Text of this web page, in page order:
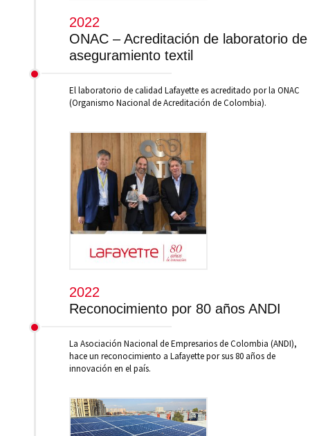
2022
ONAC – Acreditación de laboratorio de
aseguramiento textil
El laboratorio de calidad Lafayette es acreditado por la ONAC
(Organismo Nacional de Acreditación de Colombia).
2022
Reconocimiento por 80 años ANDI
La Asociación Nacional de Empresarios de Colombia (ANDI),
hace un reconocimiento a Lafayette por sus 80 años de
innovación en el país.